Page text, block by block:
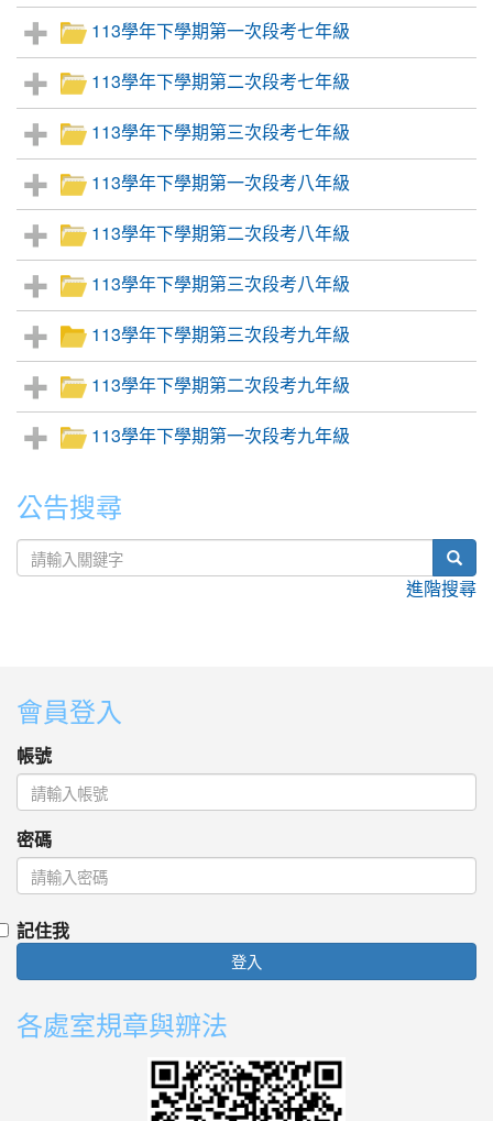
113學年下學期第一次段考七年級
113學年下學期第二次段考七年級
113學年下學期第三次段考七年級
113學年下學期第一次段考八年級
113學年下學期第二次段考八年級
113學年下學期第三次段考八年級
113學年下學期第三次段考九年級
113學年下學期第二次段考九年級
113學年下學期第一次段考九年級
公告搜尋
進階搜尋
會員登入
帳號
密碼
記住我
登入
各處室規章與辧法